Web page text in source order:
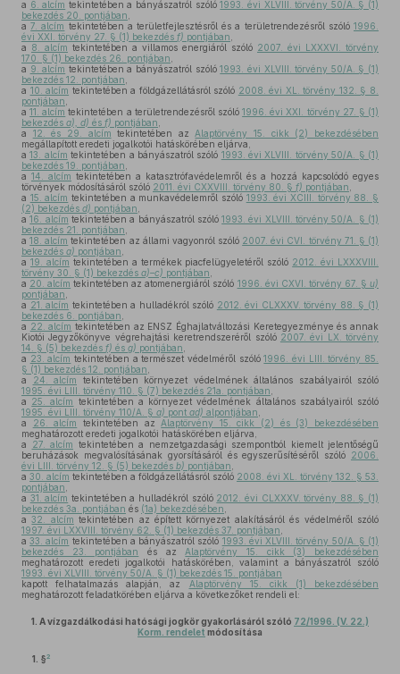
a 6. alcím tekintetében a bányászatról szóló1993. évi XLVIII. törvény 50/A. § (1)
bekezdés 20. pontjában
a7. alcím tekintetében a területfejlesztésről és a területrendezésről szóló1996.
évi XXI. törvény 27. § (1) bekezdés f) pontjában
a 8. alcím tekintetében a villamos energiáról szóló 2007. évi LXXXVI. törvény
170. § (1) bekezdés 26. pontjában
a 9. alcím tekintetében a bányászatról szóló1993. évi XLVIII. törvény 50/A. § (1)
bekezdés 12. pontjában
a 10. alcím tekintetében a földgázellátásról szóló 2008. évi XL. törvény 132. § 8.
pontjában
a11. alcím tekintetében a területrendezésről szóló1996. évi XXI. törvény 27. § (1)
bekezdés a), d) és f) pontjában
a 12. és 29. alcím tekintetében az Alaptörvény 15. cikk (2) bekezdésében
megállapított eredeti jogalkotói hatáskörében eljárva,
a13. alcím tekintetében a bányászatról szóló 1993. évi XLVIII. törvény 50/A. § (1)
bekezdés 19. pontjában
a 14. alcím tekintetében a katasztrófavédelemről és a hozzá kapcsolódó egyes
törvények módosításáról szóló 2011. évi CXXVIII. törvény 80. § f) pontjában
a 15. alcím tekintetében a munkavédelemről szóló 1993. évi XCIII. törvény 88. §
(2) bekezdés d) pontjában
a16. alcím tekintetében a bányászatról szóló1993. évi XLVIII. törvény 50/A. § (1)
bekezdés 21. pontjában
a18. alcím tekintetében az állami vagyonról szóló 2007. évi CVI. törvény 71. § (1)
bekezdés a) pontjában
a 19. alcím tekintetében a termékek piacfelügyeletéről szóló 2012. évi LXXXVIII.
törvény 30. § (1) bekezdés a)–c) pontjában
a 20. alcím tekintetében az atomenergiáról szóló 1996. évi CXVI. törvény 67. §u)
pontjában
a 21. alcím tekintetében a hulladékról szóló 2012. évi CLXXXV. törvény 88. § (1)
bekezdés 6. pontjában
a 22. alcím tekintetében az ENSZ Éghajlatváltozási Keretegyezménye és annak
Kiotói Jegyzőkönyve végrehajtási keretrendszeréről szóló 2007. évi LX. törvény
14. § (5) bekezdés f) és g) pontjában
a 23. alcím tekintetében a természet védelméről szóló1996. évi LIII. törvény 85.
§ (1) bekezdés 12. pontjában
a
24. alcím tekintetében környezet védelmének általános szabályairól szóló
1995. évi LIII. törvény 110. § (7) bekezdés 21a. pontjában
a 25. alcím tekintetében a környezet védelmének általános szabályairól szóló
1995. évi LIII. törvény 110/A. § a) pont ad) alpontjában
a
26. alcím tekintetében az Alaptörvény 15. cikk (2) és (3) bekezdésében
meghatározott eredeti jogalkotói hatáskörében eljárva,
a
27. alcím tekintetében a nemzetgazdasági szempontból kiemelt jelentőségű
beruházások megvalósításának gyorsításáról és egyszerűsítéséről szóló 2006.
évi LIII. törvény 12. § (5) bekezdés b) pontjában
a 30. alcím tekintetében a földgázellátásról szóló 2008. évi XL. törvény 132. § 53.
pontjában
a 31. alcím tekintetében a hulladékról szóló 2012. évi CLXXXV. törvény 88. § (1)
bekezdés 3a. pontjában és (1a) bekezdésében
a32. alcím tekintetében az épített környezet alakításáról és védelméről szóló
1997. évi LXXVIII. törvény 62. § (1) bekezdés 37. pontjában
a33. alcím tekintetében a bányászatról szóló 1993. évi XLVIII. törvény 50/A. § (1)
bekezdés 23. pontjában
és az Alaptörvény 15. cikk (3) bekezdésében
meghatározott eredeti jogalkotói hatáskörében, valamint a bányászatról szóló
1993. évi XLVIII. törvény 50/A. § (1) bekezdés 15. pontjában
kapott felhatalmazás alapján, az
Alaptörvény 15. cikk (1) bekezdésében
meghatározott feladatkörében eljárva a következőket rendeli el:
1. A vízgazdálkodási hatósági jogkör gyakorlásáról szóló 72/1996. (V. 22.)
Korm. rendelet módosítása
1. §2